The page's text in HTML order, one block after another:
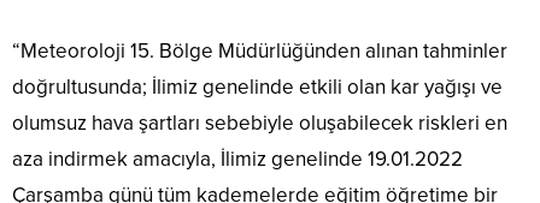
“Meteoroloji 15. Bölge Müdürlüğünden alınan tahminler
doğrultusunda; İlimiz genelinde etkili olan kar yağışı ve
olumsuz hava şartları sebebiyle oluşabilecek riskleri en
aza indirmek amacıyla, İlimiz genelinde 19.01.2022
Çarşamba günü tüm kademelerde eğitim öğretime bir